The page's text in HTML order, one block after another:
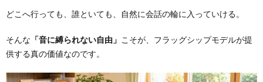
どこへ行っても、誰といても、自然に会話の輪に入っていける。
そんな 「音に縛られない自由」 こそが、フラッグシップモデルが提
供する真の価値なのです。